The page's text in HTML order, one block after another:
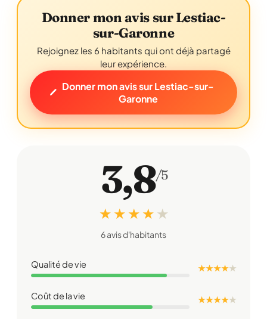
Donner mon avis sur Lestiac-
sur-Garonne
Rejoignez les 6 habitants qui ont déjà partagé
leur expérience.
Donner mon avis sur Lestiac-sur-
Garonne
3,8/5
★ ★ ★ ★ ★
6 avis d'habitants
Qualité de vie ★ ★ ★ ★★
Coût de la vie ★ ★ ★ ★★